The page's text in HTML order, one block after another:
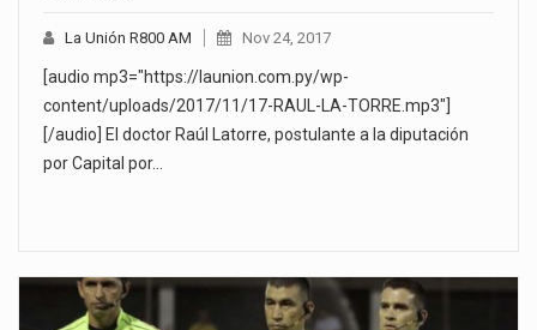
La Unión R800 AM Nov 24, 2017
[audio mp3="https://launion.com.py/wp-
content/uploads/2017/11/17-RAUL-LA-TORRE.mp3"]
[/audio] El doctor Raúl Latorre, postulante a la diputación
por Capital por…